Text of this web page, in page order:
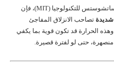
بحسب أبحاث جيولوجيين في معهد ماساتشوستس للتكنولوجيا (MIT)، فإن
تصاحب الانزلاق المفاجئ
الحرارة قد تكون قوية بما يكفي
منصهرة، حتى لو لفترة قصيرة.